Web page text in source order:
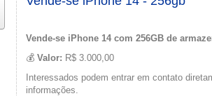
Vende-se iPhone 14 com 256GB de
💰 Valor: R$ 3.000,00
Interessados podem entrar em contato
informações.